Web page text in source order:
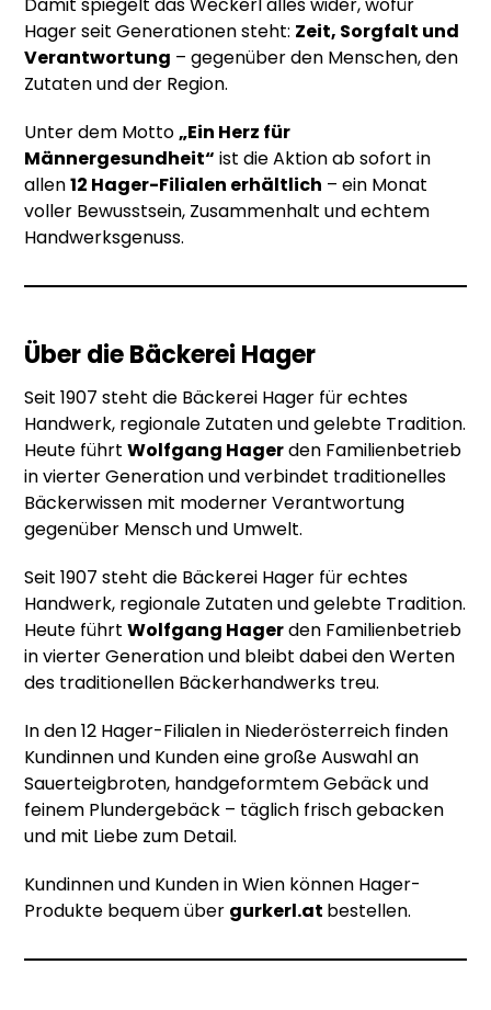
Hager seit Generationen steht: Zeit, Sorgfalt und
Verantwortung – gegenüber den Menschen, den
Zutaten und der Region.
Unter dem Motto„Ein Herz für
Männergesundheit“ ist die Aktion ab sofort in
allen12 Hager-Filialen erhältlich – ein Monat
voller Bewusstsein, Zusammenhalt und echtem
Handwerksgenuss.
Über die Bäckerei Hager
Seit 1907 steht die Bäckerei Hager für echtes
Handwerk, regionale Zutaten und gelebte Tradition.
Heute führtWolfgang Hagerden Familienbetrieb
in vierter Generation und verbindet traditionelles
Bäckerwissen mit moderner Verantwortung
gegenüber Mensch und Umwelt.
Seit 1907 steht die Bäckerei Hager für echtes
Handwerk, regionale Zutaten und gelebte Tradition.
Heute führtWolfgang Hagerden Familienbetrieb
in vierter Generation und bleibt dabei den Werten
des traditionellen Bäckerhandwerks treu.
In den 12 Hager-Filialen in Niederösterreich finden
Kundinnen und Kunden eine große Auswahl an
Sauerteigbroten, handgeformtem Gebäck und
feinem Plundergebäck – täglich frisch gebacken
und mit Liebe zum Detail.
Kundinnen und Kunden in Wien können Hager-
Produkte bequem über gurkerl.at bestellen.